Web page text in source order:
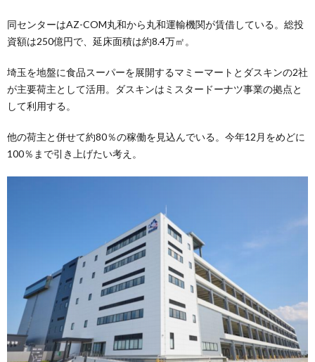
同センターはAZ-COM丸和から丸和運輸機関が賃借している。総投
資額は250億円で、延床面積は約8.4万㎡。
埼玉を地盤に食品スーパーを展開するマミーマートとダスキンの2社
が主要荷主として活用。ダスキンはミスタードーナツ事業の拠点と
して利用する。
他の荷主と併せて約80％の稼働を見込んでいる。今年12月をめどに
100％まで引き上げたい考え。